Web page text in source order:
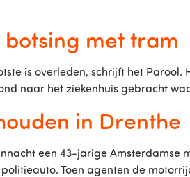
met tram
is overleden, schrijft het
naar het ziekenhuis gebracht
in Drenthe
een 43-jarige
Toen agenten de